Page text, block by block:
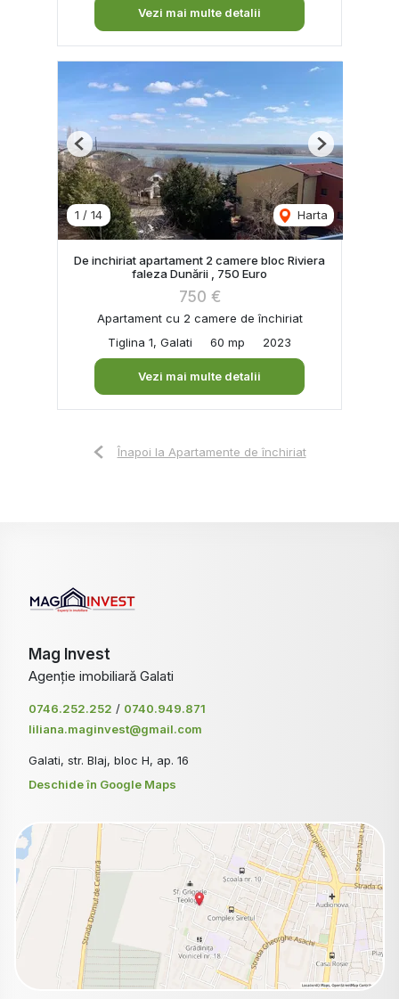
Vezi mai multe detalii
1 / 14 Harta
Previous Next
De inchiriat apartament 2 camere bloc Riviera
faleza Dunării , 750 Euro
750 €
Apartament cu 2 camere de închiriat
Tiglina 1, Galati
60 mp 2023
Vezi mai multe detalii
Înapoi la Apartamente de închiriat
Mag Invest
Agenție imobiliară Galati
0746.252.252 / 0740.949.871
liliana.maginvest@gmail.com
Galati, str. Blaj, bloc H, ap. 16
Deschide în Google Maps